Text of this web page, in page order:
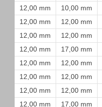
12,00 mm
10,00 mm
12,00 mm
12,00 mm
12,00 mm
12,00 mm
12,00 mm
17,00 mm
12,00 mm
12,00 mm
12,00 mm
12,00 mm
12,00 mm
12,00 mm
12,00 mm
17,00 mm